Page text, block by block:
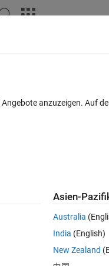
anzeigen
am
anzuzeigen. Auf
Asien-
Australia
India (English)
New Zealand